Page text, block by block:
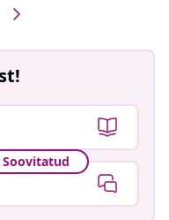
Soovitatud